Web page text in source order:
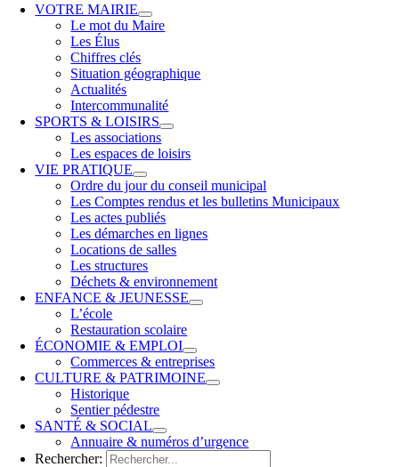
VOTRE MAIRIE
Le mot du Maire
Les Élus
Chiffres clés
Situation géographique
Actualités
Intercommunalité
SPORTS & LOISIRS
Les associations
Les espaces de loisirs
VIE PRATIQUE
Ordre du jour du conseil municipal
Les Comptes rendus et les bulletins Municipaux
Les actes publiés
Les démarches en lignes
Locations de salles
Les structures
Déchets & environnement
ENFANCE & JEUNESSE
L’école
Restauration scolaire
ÉCONOMIE & EMPLOI
Commerces & entreprises
CULTURE & PATRIMOINE
Historique
Sentier pédestre
SANTÉ & SOCIAL
Annuaire & numéros d’urgence
Rechercher: